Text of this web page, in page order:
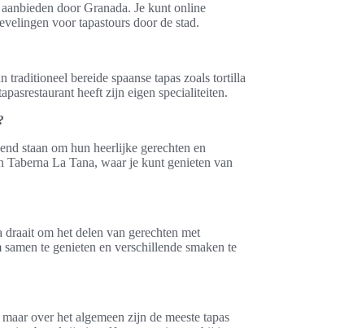
door Granada. Je kunt online
voor tapastours door de stad.
traditioneel bereide spaanse tapas zoals tortilla
heeft zijn eigen specialiteiten.
staan om hun heerlijke gerechten en
La Tana, waar je kunt genieten van
om het delen van gerechten met
te genieten en verschillende smaken te
over het algemeen zijn de meeste tapas